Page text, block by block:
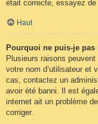
était correcte, essayez de
Haut
Pourquoi ne puis-je pas
Plusieurs raisons
votre nom d’utilisateur et
cas, contactez un
avoir été banni. Il est
internet ait un problème
corriger.